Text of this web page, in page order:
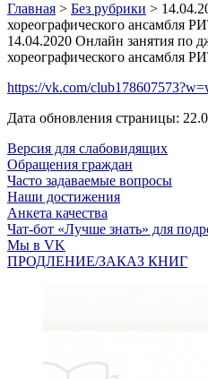
Главная > Без рубрики >
хореографического ансамбля
14.04.2020 Онлайн занятия по
хореографического ансамбля
https://vk.com/
Дата обновления страницы:
Версия для слабовидящих
Обращения граждан
Часто задаваемые вопросы
Наши достижения
Анкета качества
Чат-бот «Лучше знать» для
Мы в VK
ПРОДЛЕНИЕ/ЗАКАЗ КНИГ